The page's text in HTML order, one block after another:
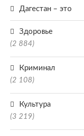
Дагестан – это
Здоровье
(2 884)
Криминал
(2 108)
Культура
(3 219)